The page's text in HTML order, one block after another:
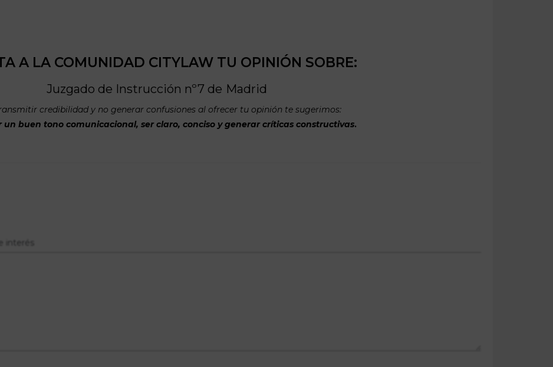
A LA COMUNIDAD CITYLAW TU OPINIÓN SOBRE:
Juzgado de Instrucción nº7 de Madrid
credibilidad y no generar confusiones al ofrecer tu opinión te sugerimos:
buen tono comunicacional, ser claro, conciso y generar críticas constructivas.